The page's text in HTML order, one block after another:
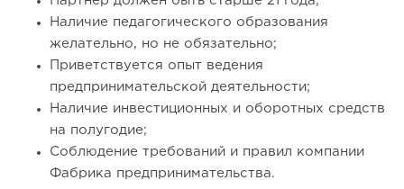
От стартапа за 30 тысяч рублей до бизнеса стоимостью
Наличие педагогического образования
желательно, но не обязательно;
Приветствуется опыт ведения
предпринимательской деятельности;
Наличие инвестиционных и оборотных средств
на полугодие;
Соблюдение требований и правил компании
Фабрика предпринимательства.